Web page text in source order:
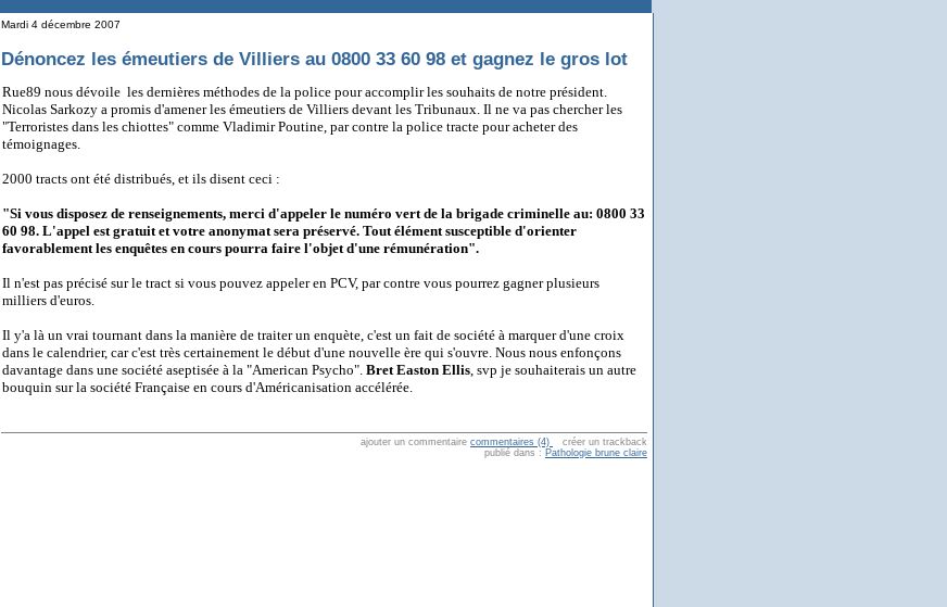
Mardi 4 décembre 2007
Dénoncez les émeutiers de Villiers au 0800 33 60 98 et gagnez le gros lot
Rue89 nous dévoile les dernières méthodes de la police pour accomplir les souhaits de notre président.
Nicolas Sarkozy a promis d'amener les émeutiers de Villiers devant les Tribunaux. Il ne va pas chercher les
"Terroristes dans les chiottes" comme Vladimir Poutine, par contre la police tracte pour acheter des
témoignages.
2000 tracts ont été distribués, et ils disent ceci :
"Si vous disposez de renseignements, merci d'appeler le numéro vert de la brigade criminelle au: 0800 33
60 98. L'appel est gratuit et votre anonymat sera préservé. Tout élément susceptible d'orienter
favorablement les enquêtes en cours pourra faire l'objet d'une rémunération".
Il n'est pas précisé sur le tract si vous pouvez appeler en PCV, par contre vous pourrez gagner plusieurs
milliers d'euros.
Il y'a là un vrai tournant dans la manière de traiter un enquète, c'est un fait de société à marquer d'une croix
dans le calendrier, car c'est très certainement le début d'une nouvelle ère qui s'ouvre. Nous nous enfonçons
davantage dans une société aseptisée à la "American Psycho". Bret Easton Ellis , svp je souhaiterais un autre
bouquin sur la société Française en cours d'Américanisation accélérée.
ajouter un commentaire commentaires (4)
créer un trackback
publié dans : Pathologie brune claire